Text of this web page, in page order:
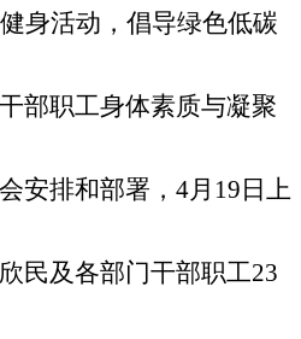
身活动，倡导绿色低碳
部职工身体素质与凝聚
安排和部署 ， 4月19日上
民及各部门干部职工23